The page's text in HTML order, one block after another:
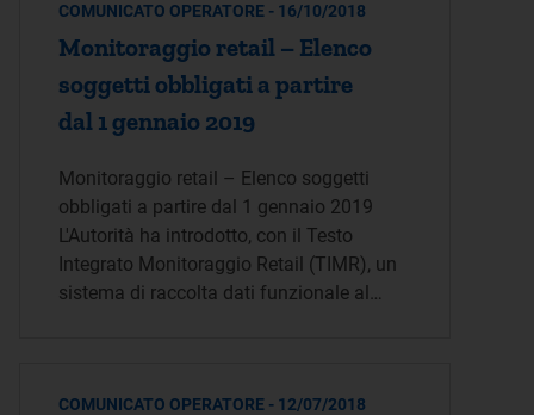
COMUNICATO OPERATORE - 16/10/2018
Monitoraggio retail – Elenco
soggetti obbligati a partire
dal 1 gennaio 2019
Monitoraggio retail – Elenco soggetti
obbligati a partire dal 1 gennaio 2019
L'Autorità ha introdotto, con il Testo
Integrato Monitoraggio Retail (TIMR), un
sistema di raccolta dati funzionale al…
COMUNICATO OPERATORE - 12/07/2018